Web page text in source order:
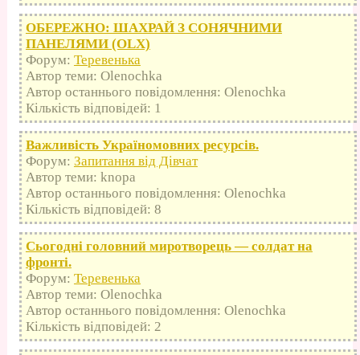
ОБЕРЕЖНО: ШАХРАЙ З СОНЯЧНИМИ
ПАНЕЛЯМИ (OLX)
Форум: Теревенька
Автор теми: Olenochka
Автор останнього повідомлення: Olenochka
Кількість відповідей: 1
Важливість Україномовних ресурсів.
Форум: Запитання від Дівчат
Автор теми: knopa
Автор останнього повідомлення: Olenochka
Кількість відповідей: 8
Сьогодні головний миротворець — солдат на
фронті.
Форум: Теревенька
Автор теми: Olenochka
Автор останнього повідомлення: Olenochka
Кількість відповідей: 2